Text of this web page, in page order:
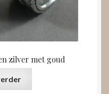
zilver met goud